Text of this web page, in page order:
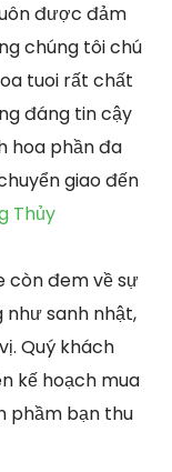
được đảm
chúng tôi chú
tuoi rất chất
đáng tin cậy
hoa phần đa
giao đến
Thủy
còn đem về sự
sanh nhật,
Quý khách
kế hoạch mua
phầm bạn thu